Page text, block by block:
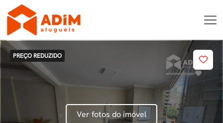
PREÇO REDUZIDO
Ver fotos do imóvel